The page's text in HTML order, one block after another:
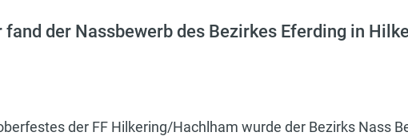
fand der Nassbewerb des Bezirkes Eferding in
der FF Hilkering/Hachlham wurde der Bezirks Nass